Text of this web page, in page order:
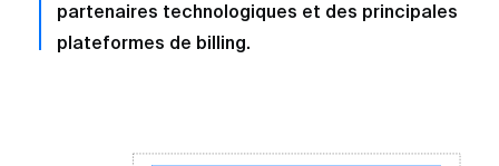
partenaires technologiques et des principales
plateformes de billing.